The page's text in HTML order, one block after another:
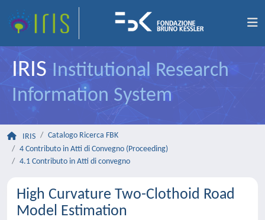
IRIS Institutional Research
Information System
IRIS
Catalogo Ricerca FBK
4 Contributo in Atti di Convegno (Proceeding)
4.1 Contributo in Atti di convegno
High Curvature Two-Clothoid Road
Model Estimation